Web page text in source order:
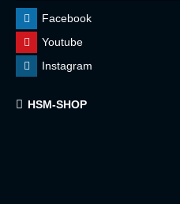
Facebook
Youtube
Instagram
HSM-SHOP